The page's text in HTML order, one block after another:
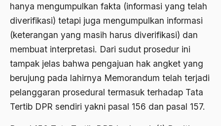
hanya mengumpulkan fakta (informasi yang telah
diverifikasi) tetapi juga mengumpulkan informasi
(keterangan yang masih harus diverifikasi) dan
membuat interpretasi. Dari sudut prosedur ini
tampak jelas bahwa pengajuan hak angket yang
berujung pada lahirnya Memorandum telah terjadi
pelanggaran prosedural termasuk terhadap Tata
Tertib DPR sendiri yakni pasal 156 dan pasal 157.
BBM
Beethoven
Beijing
Belanakan